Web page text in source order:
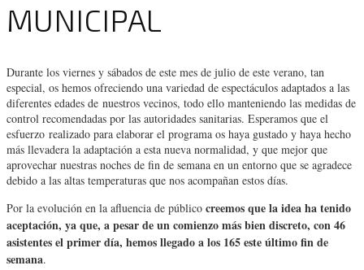
MUNICIPAL
Durante los viernes y sábados de este mes de julio de este verano, tan
especial, os hemos ofreciendo una variedad de espectáculos adaptados a las
diferentes edades de nuestros vecinos, todo ello manteniendo las medidas de
control recomendadas por las autoridades sanitarias. Esperamos que el
esfuerzo realizado para elaborar el programa os haya gustado y haya hecho
más llevadera la adaptación a esta nueva normalidad, y que mejor que
aprovechar nuestras noches de fin de semana en un entorno que se agradece
debido a las altas temperaturas que nos acompañan estos días.
Por la evolución en la afluencia de público creemos que la idea ha tenido
aceptación, ya que, a pesar de un comienzo más bien discreto, con 46
asistentes el primer día, hemos llegado a los 165 este último fin de
semana.